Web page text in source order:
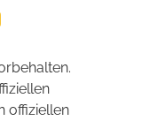
offiziellen